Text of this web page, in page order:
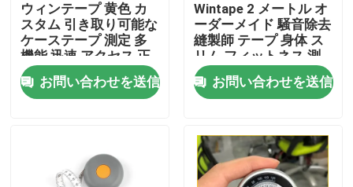
家
私達について
ウィンテープ 黄色 カ
スタム 引き取り可能な
ケーステープ 測定 多
機能 迅速 アクセス 正
確なフィットネス 測定
テープお問い合わせを送信
Wintape 2 メートル オ
ーダーメイド 騒音除去
縫製師 テープ 身体 ス
リム フィットネス 測
定装置
お問い合わせを送信